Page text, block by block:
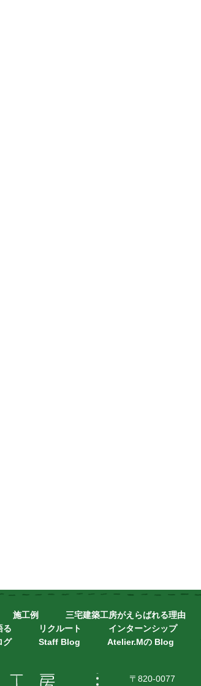
施工例 三宅建築工房がえらばれる理由
る リクルート インターンシップ
グ Staff Blog Atelier.Mの Blog
〒820-0077